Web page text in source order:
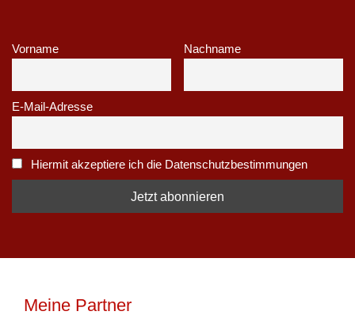
Vorname Nachname
E-Mail-Adresse
Hiermit akzeptiere ich die Datenschutzbestimmungen
Meine Partner